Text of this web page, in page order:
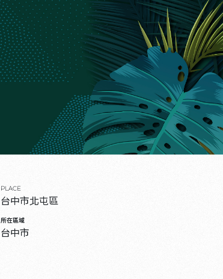
PLACE
台中市北屯區
所在區域
台中市